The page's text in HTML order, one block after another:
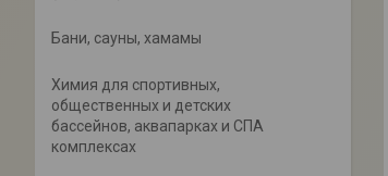
Бани, сауны, хамамы
Химия для спортивных,
общественных и детских
бассейнов, аквапарках и СПА
комплексах